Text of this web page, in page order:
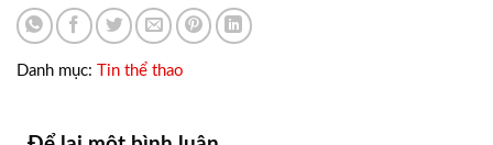
Danh mục: Tin thể thao